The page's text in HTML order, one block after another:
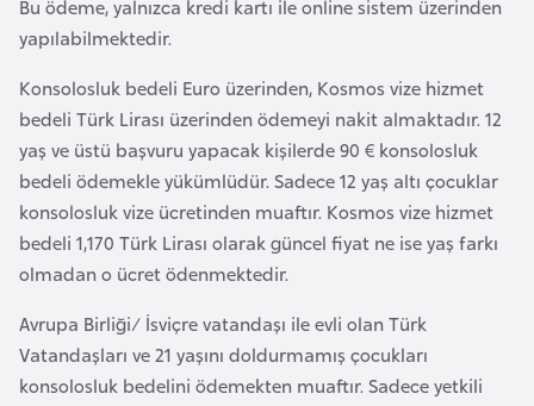
Bu ödeme, yalnızca kredi kartı ile online sistem üzerinden
yapılabilmektedir.
Konsolosluk bedeli Euro üzerinden, Kosmos vize hizmet
bedeli Türk Lirası üzerinden ödemeyi nakit almaktadır. 12
yaş ve üstü başvuru yapacak kişilerde 90 € konsolosluk
bedeli ödemekle yükümlüdür. Sadece 12 yaş altı çocuklar
konsolosluk vize ücretinden muaftır. Kosmos vize hizmet
bedeli 1,170 Türk Lirası olarak güncel fiyat ne ise yaş farkı
olmadan o ücret ödenmektedir.
Avrupa Birliği/ İsviçre vatandaşı ile evli olan Türk
Vatandaşları ve 21 yaşını doldurmamış çocukları
konsolosluk bedelini ödemekten muaftır. Sadece yetkili
t
a
n
B
u
r
k
i
a
F
a